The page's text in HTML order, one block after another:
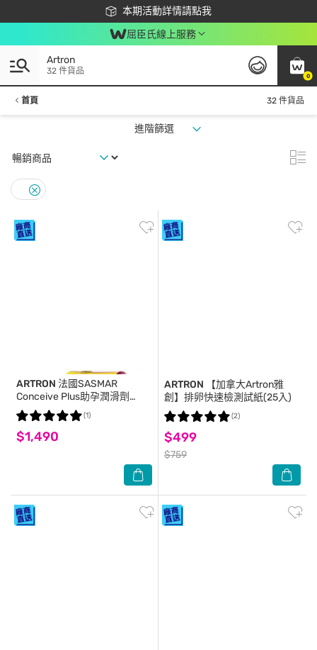
本期活動詳情請點我
下載app最高回饋$350
屈臣氏線上服務
0
Artron
32 件貨品
首頁 32 件貨品
進階篩選
ARTRON 法國SASMAR
Conceive Plus助孕潤滑劑
4gx8支
$1,490
(1)
ARTRON 【加拿大Artron雅
創】排卵快速檢測試紙(25入)
$499
$759
(2)